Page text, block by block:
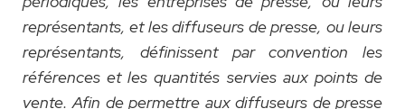
représentants, et les diffuseurs de presse, ou leurs
représentants, définissent par convention les
références et les quantités servies aux points de
vente. Afin de permettre aux diffuseurs de presse